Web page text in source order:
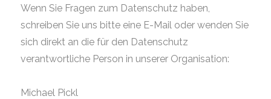
Wenn Sie Fragen zum Datenschutz haben,
schreiben Sie uns bitte eine E-Mail oder wenden Sie
sich direkt an die für den Datenschutz
verantwortliche Person in unserer Organisation:
Michael Pickl